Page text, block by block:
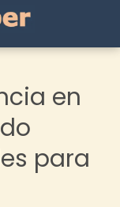
en
para